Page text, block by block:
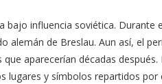
influencia soviética.
de Breslau. Aun así, el
aparecerían décadas
lugares y símbolos repartidos por